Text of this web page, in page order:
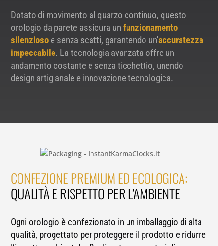
Dotato di movimento al quarzo continuo, questo
orologio da parete assicura unfunzionamento
silenzioso e senza scatti, garantendo un'accuratezza
impeccabile. La tecnologia avanzata offre un
andamento costante e senza ticchettio, unendo
design artigianale e innovazione tecnologica.
CONFEZIONE PREMIUM ED ECOLOGICA:
QUALITÀ E RISPETTO PER L’AMBIENTE
Ogni orologio è confezionato in un imballaggio di alta
qualità, progettato per proteggere il prodotto e ridurre